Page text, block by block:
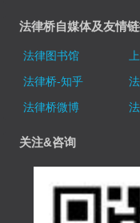
法律桥自媒体及友情
法律图书馆
法律桥-知乎
法律桥微博
关注&咨询